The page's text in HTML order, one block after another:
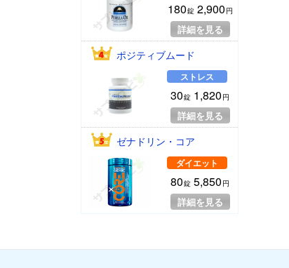
180錠2,900 円
詳細を見る
ポジティブムード
ストレス
30錠 1,820 円
詳細を見る
ゼナドリン・コア
ダイエット
80錠 5,850 円
詳細を見る